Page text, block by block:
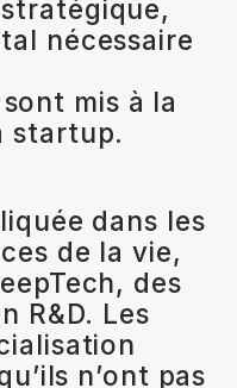
nécessaire
mis à la
startup.
dans les
de la vie,
des
R&D. Les
n’ont pas